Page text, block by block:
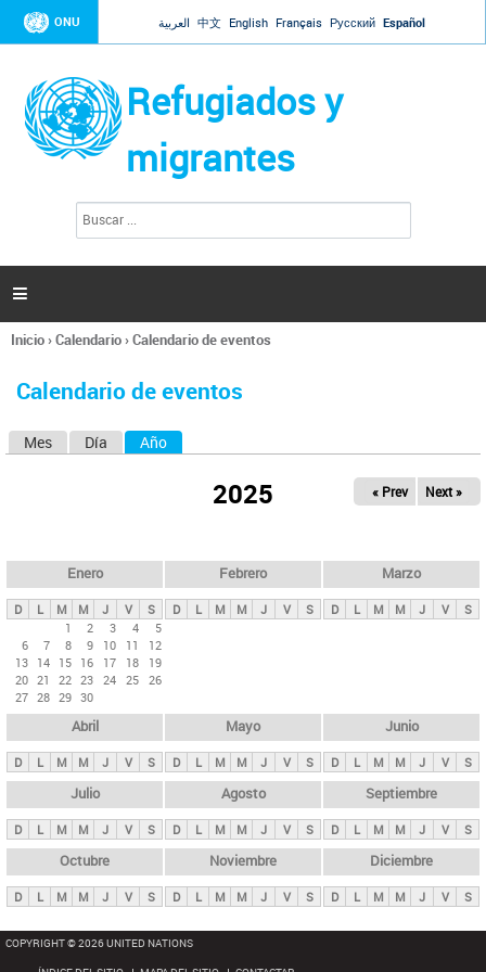
Jump to navigation
ONU العربية 中文 English Français Русский Español
Refugiados y
migrantes
l
d
s

Se
usted
Inicio›Calendario›Calendario de eventos
Calendario de eventos
s
p
n
i
p
a
l
s
Mes Día Año
2025 « Prev Next »
Enero
D L M M J V
S
1
2 3 4
5
6
7 8 9 10 11
12
13 14 15 16 17 18
19
20 21 22 23 24 25 26
27 28 29 30
Febrero
D L M M J V S
Marzo
D L M M J V S
Abril
D L M M J V S
Mayo
D L M M J V S
Junio
D L M M J V S
Julio
D L M M J V S
Agosto
D L M M J V S
Septiembre
D L M M J V S
Octubre
D L M M J V S
Noviembre
D L M M J V S
Diciembre
D L M M J V S
COPYRIGHT © 2026 UNITED NATIONS